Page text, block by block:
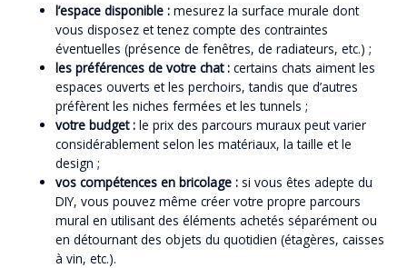
l’espace disponible : mesurez la surface murale dont
vous disposez et tenez compte des contraintes
éventuelles (présence de fenêtres, de radiateurs, etc.) ;
les préférences de votre chat : certains chats aiment les
espaces ouverts et les perchoirs, tandis que d’autres
préfèrent les niches fermées et les tunnels ;
votre budget : le prix des parcours muraux peut varier
considérablement selon les matériaux, la taille et le
design ;
vos compétences en bricolage : si vous êtes adepte du
DIY, vous pouvez même créer votre propre parcours
mural en utilisant des éléments achetés séparément ou
en détournant des objets du quotidien (étagères, caisses
à vin, etc.).